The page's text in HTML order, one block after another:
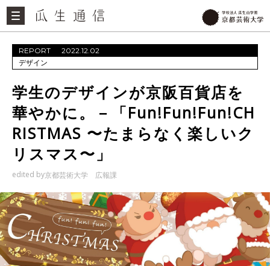
REPORT 2022.12.02
デザイン
学生のデザインが京阪百貨店を
華やかに。－「Fun!Fun!Fun!CH
RISTMAS 〜たまらなく楽しいク
リスマス〜」
edited by京都芸術大学 広報課